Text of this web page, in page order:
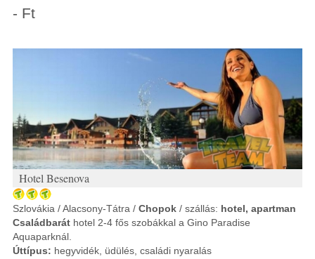
- Ft
Hotel Besenova
Szlovákia / Alacsony-Tátra / Chopok / szállás: hotel, apartman
Családbarát hotel 2-4 fős szobákkal a Gino Paradise
Aquaparknál.
Úttípus: hegyvidék, üdülés, családi nyaralás